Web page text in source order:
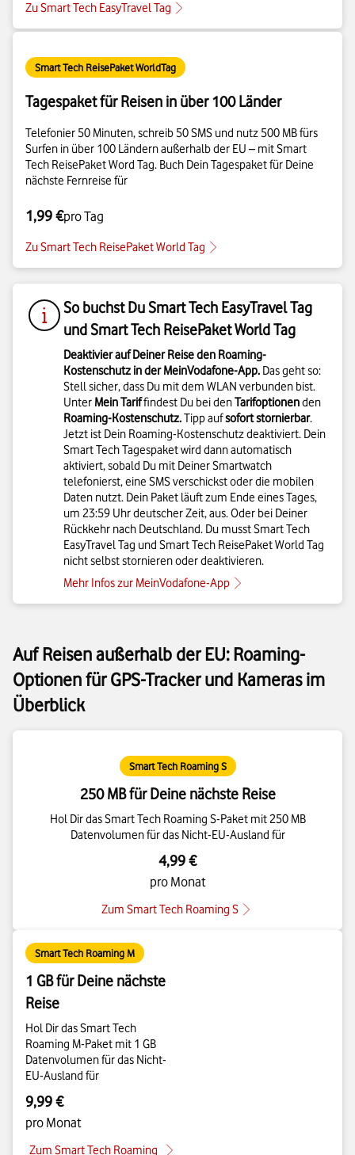
Zu Smart Tech EasyTravel Tag
Smart Tech ReisePaket WorldTag
Tagespaket für Reisen in über 100 Länder
Telefonier 50 Minuten, schreib 50 SMS und nutz 500 MB fürs
Surfen in über 100 Ländern außerhalb der EU – mit Smart
Tech ReisePaket Word Tag. Buch Dein Tagespaket für Deine
nächste Fernreise für
1,99 €pro Tag
Zu Smart Tech ReisePaket World Tag
So buchst Du Smart Tech EasyTravel Tag
und Smart Tech ReisePaket World Tag
Deaktivier auf Deiner Reise den Roaming-
Kostenschutz in der MeinVodafone-App. Das geht so:
Stell sicher, dass Du mit dem WLAN verbunden bist.
Unter Mein Tariffindest Du bei denTarifoptionenden
Roaming-Kostenschutz.Tipp aufsofort stornierbar.
Jetzt ist Dein Roaming-Kostenschutz deaktiviert. Dein
Smart Tech Tagespaket wird dann automatisch
aktiviert, sobald Du mit Deiner Smartwatch
telefonierst, eine SMS verschickst oder die mobilen
Daten nutzt. Dein Paket läuft zum Ende eines Tages,
um 23:59 Uhr deutscher Zeit, aus. Oder bei Deiner
Rückkehr nach Deutschland. Du musst Smart Tech
EasyTravel Tag und Smart Tech ReisePaket World Tag
nicht selbst stornieren oder deaktivieren.
Mehr Infos zur MeinVodafone-App
Auf Reisen außerhalb der EU: Roaming-
Optionen für GPS-Tracker und Kameras im
Überblick
Smart Tech Roaming S
250 MB für Deine nächste Reise
Hol Dir das Smart Tech Roaming S-Paket mit 250 MB
Datenvolumen für das Nicht-EU-Ausland für
4,99 €
pro Monat
Zum Smart Tech Roaming S
Smart Tech Roaming M
1 GB für Deine nächste
Reise
Hol Dir das Smart Tech
Roaming M-Paket mit 1 GB
Datenvolumen für das Nicht-
EU-Ausland für
9,99 €
pro Monat
Zum Smart Tech Roaming